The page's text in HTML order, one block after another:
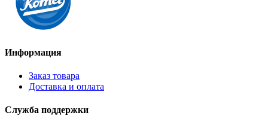
Информация
Заказ товара
Доставка и оплата
Служба поддержки